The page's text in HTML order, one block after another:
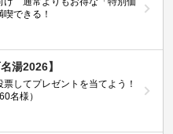
できる！
湯2026】
してプレゼントを当てよう！
名様）